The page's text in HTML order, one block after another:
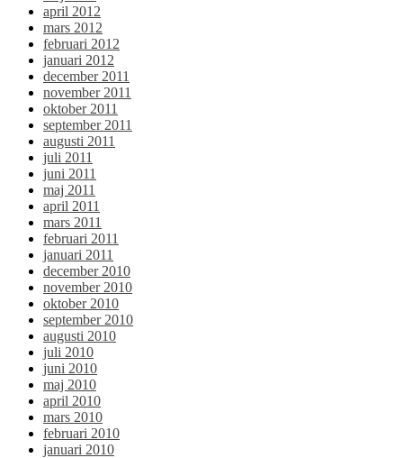
april 2012
mars 2012
februari 2012
januari 2012
december 2011
november 2011
oktober 2011
september 2011
augusti 2011
juli 2011
juni 2011
maj 2011
april 2011
mars 2011
februari 2011
januari 2011
december 2010
november 2010
oktober 2010
september 2010
augusti 2010
juli 2010
juni 2010
maj 2010
april 2010
mars 2010
februari 2010
januari 2010